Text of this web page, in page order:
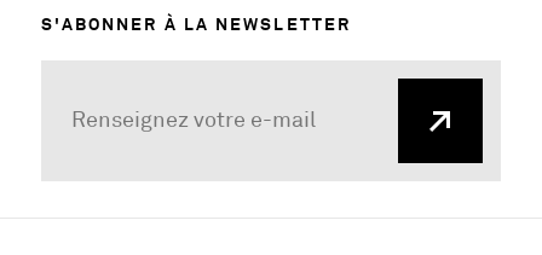
S'ABONNER À LA NEWSLETTER